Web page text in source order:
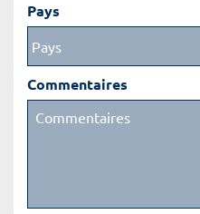
Pays
Commentaires